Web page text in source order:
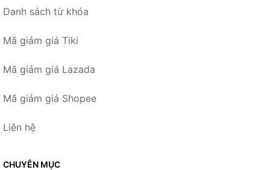
Danh sách từ khóa
Mã giảm giá Tiki
Mã giảm giá Lazada
Mã giảm giá Shopee
Liên hệ
CHUYÊN MỤC